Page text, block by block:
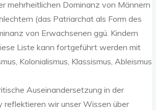
mehrheitlichen Dominanz von Männern
(das Patriarchat als Form des
von Erwachsenen ggü. Kindern
Liste kann fortgeführt werden mit
Kolonialismus, Klassismus, Ableismus
Auseinandersetzung in der
reflektieren wir unser Wissen über